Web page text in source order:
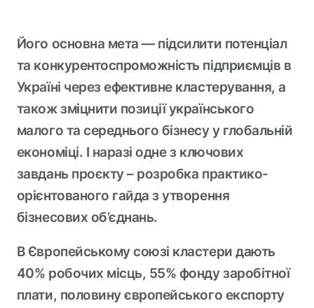
Застосунок спільноти
Його основна мета — підсилити потенціал
та конкурентоспроможність підприємців в
Україні через ефективне кластерування, а
також зміцнити позиції українського
малого та середнього бізнесу у глобальній
економіці. І наразі одне з ключових
завдань проєкту – розробка практико-
орієнтованого гайда з утворення
бізнесових об’єднань.
В Європейському союзі кластери дають
40% робочих місць, 55% фонду заробітної
плати, половину європейського експорту